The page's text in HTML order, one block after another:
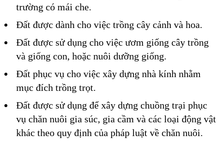
trường có mái che.
Đất được dành cho việc trồng cây cảnh và hoa.
Đất được sử dụng cho việc ươm giống cây trồng
và giống con, hoặc nuôi dưỡng giống.
Đất phục vụ cho việc xây dựng nhà kính nhằm
mục đích trồng trọt.
Đất được sử dụng để xây dựng chuồng trại phục
vụ chăn nuôi gia súc, gia cầm và các loại động vật
khác theo quy định của pháp luật về chăn nuôi.